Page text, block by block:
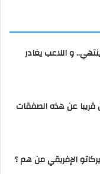
و اللاعب يغادر
قريبا عن هذه الصفقات